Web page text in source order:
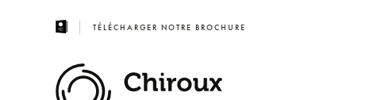
TÉLÉCHARGER NOTRE BROCHURE